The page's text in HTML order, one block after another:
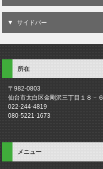
サイドバー
所在
〒982-0803
仙台市太白区金剛沢三丁目１８－６
022-244-4819
080-5221-1673
メニュー